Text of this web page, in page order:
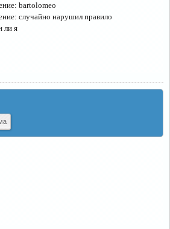
bartolomeo
случайно нарушил правило
ли я